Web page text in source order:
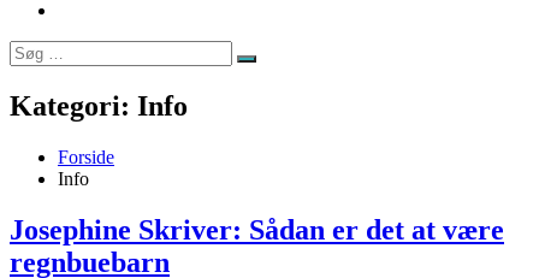
Søg
efter:
Søg
Kategori: Info
Forside
Info
Josephine Skriver: Sådan er det at være
regnbuebarn